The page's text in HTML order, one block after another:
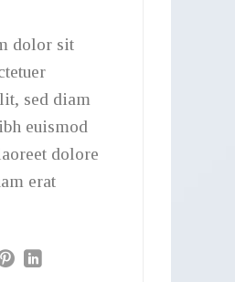
dolor sit
sed diam
euismod
dolore
erat